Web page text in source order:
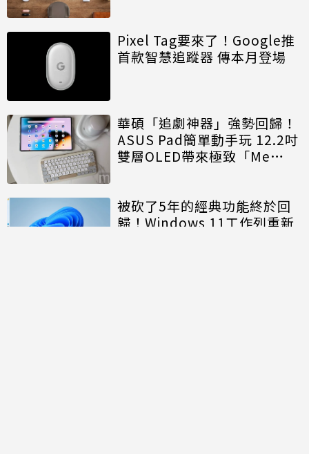
Pixel Tag要來了！Google推
首款智慧追蹤器 傳本月登場
華碩「追劇神器」強勢回歸！
ASUS Pad簡單動手玩 12.2吋
雙層OLED帶來極致「Me
被砍了5年的經典功能終於回
歸！Windows 11工作列重新